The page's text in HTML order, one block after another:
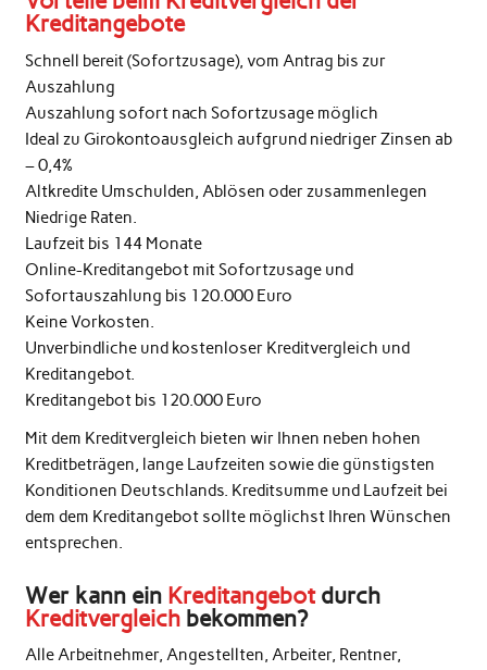
Kreditangebote
Schnell bereit (Sofortzusage), vom Antrag bis zur
Auszahlung
Auszahlung sofort nach Sofortzusage möglich
Ideal zu Girokontoausgleich aufgrund niedriger Zinsen ab
– 0,4%
Altkredite Umschulden, Ablösen oder zusammenlegen
Niedrige Raten.
Laufzeit bis 144 Monate
Online-Kreditangebot mit Sofortzusage und
Sofortauszahlung bis 120.000 Euro
Keine Vorkosten.
Unverbindliche und kostenloser Kreditvergleich und
Kreditangebot.
Kreditangebot bis 120.000 Euro
Mit dem Kreditvergleich bieten wir Ihnen neben hohen
Kreditbeträgen, lange Laufzeiten sowie die günstigsten
Konditionen Deutschlands. Kreditsumme und Laufzeit bei
dem dem Kreditangebot sollte möglichst Ihren Wünschen
entsprechen.
Wer kann ein Kreditangebotdurch
Kreditvergleichbekommen?
Alle Arbeitnehmer, Angestellten, Arbeiter, Rentner,